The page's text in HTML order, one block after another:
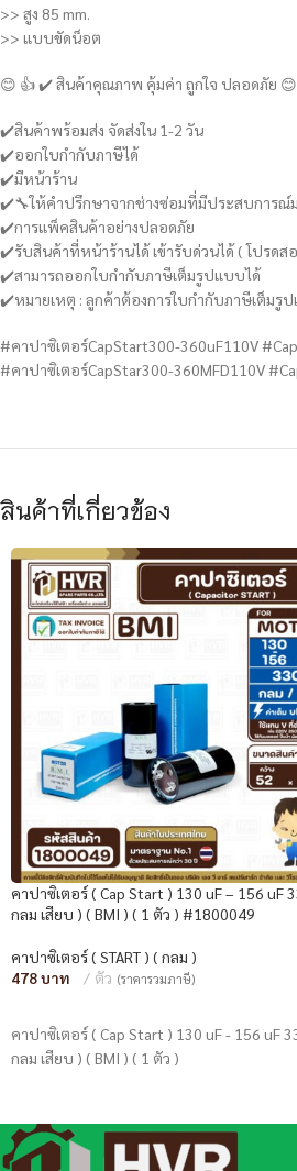
>> สูง 85 mm.
>> แบบขัดน็อต
😊 👍 ✔️ สินค้าคุณภาพ คุ้มค่า ถูกใจ ปลอดภัย
✔️สินค้าพร้อมส่ง จัดส่งใน 1-2 วัน
✔️ออกใบกำกับภาษีได้
✔️มีหน้าร้าน
✔️🔧ให้คำปรึกษาจากช่างซ่อมที่มีประสบการณ์
✔️การแพ็คสินค้าอย่างปลอดภัย
✔️รับสินค้าที่หน้าร้านได้ เข้ารับด่วนได้ ( โปรดส
✔️สามารถออกใบกำกับภาษีเต็มรูปแบบได้
✔️หมายเหตุ : ลูกค้าต้องการใบกำกับภาษีเต็ม
#คาปาซิเตอร์CapStart300-360uF110V
#คาปาซิเตอร์CapStar300-360MFD110V
สินค้าที่เกี่ยวข้อง
คาปาซิเตอร์ ( Cap Start ) 130 uF – 156 uF
กลม เสียบ ) ( BMI ) ( 1 ตัว ) #1800049
คาปาซิเตอร์ ( START ) ( กลม )
478
ตัว (ราคารวมภาษี)
คาปาซิเตอร์ ( Cap Start ) 130 uF - 156 uF
กลม เสียบ ) ( BMI ) ( 1 ตัว )